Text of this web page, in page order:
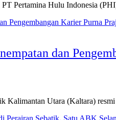
Pertamina Hulu Indonesia
dan
Utara (Kaltara)